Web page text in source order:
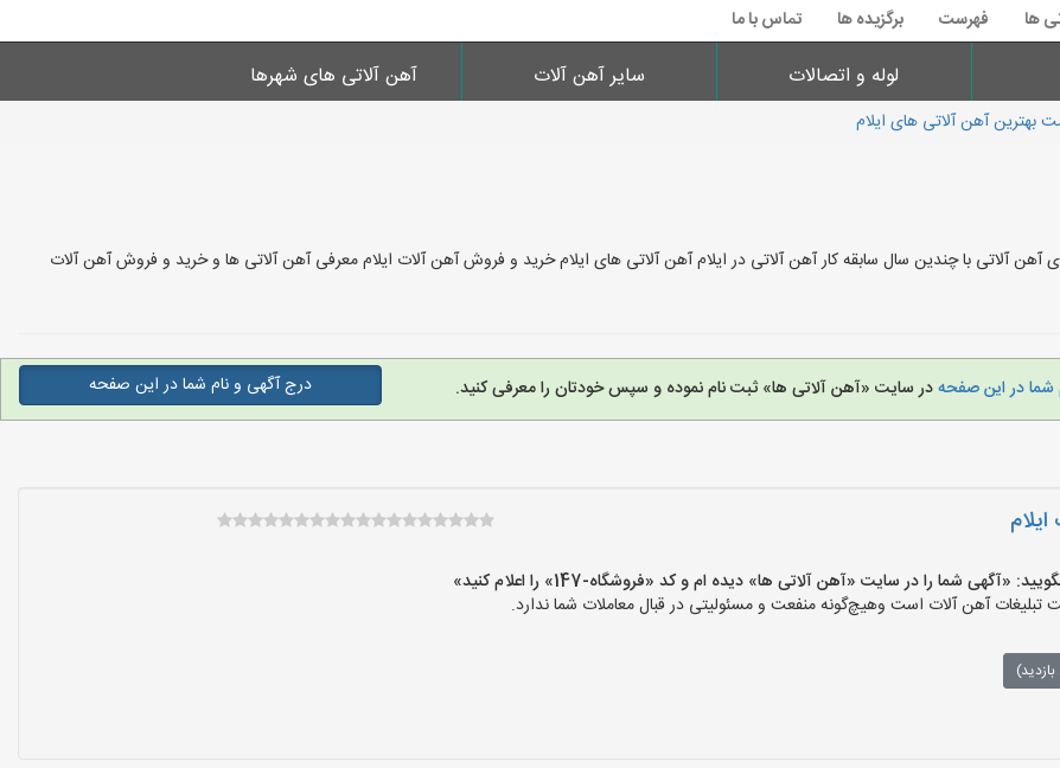
ها فهرست برگزیده ها تماس با ما
لوله و اتصالات سایر آهن آلات آهن آلاتی های شهرها
بهترین آهن آلاتی های ایلام
آلاتی با چندین سال سابقه کار آهن آلاتی در ایلام آهن آلاتی های ایلام خرید و فروش آهن آلات ایلام معرفی آهن آلاتی ها و خرید و فروش آهن آلات
شما در این صفحهدر سایت «آهن آلاتی ها» ثبت نام نموده و سپس خودتان را معرفی کنید. درج آگهی و نام شما در این صفحه
شما را در سایت «آهن آلاتی ها» دیده ام و کد «فروشگاه-147» را اعلام کنید»
آهن آلات است وهیچ‌گونه منفعت و مسئولیتی در قبال معاملات شما ندارد.